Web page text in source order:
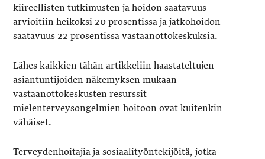
kiireellisten tutkimusten ja hoidon saatavuus
arvioitiin heikoksi 20 prosentissa ja jatkohoidon
saatavuus 22 prosentissa vastaanottokeskuksia.
Lähes kaikkien tähän artikkeliin haastateltujen
asiantuntijoiden näkemyksen mukaan
vastaanottokeskusten resurssit
mielenterveysongelmien hoitoon ovat kuitenkin
vähäiset.
Terveydenhoitajia ja sosiaalityöntekijöitä, jotka